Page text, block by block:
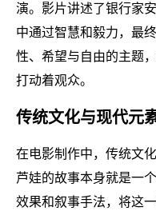
演。影片讲述了银行家
中通过智慧和毅力，最
性、希望与自由的主题
打动着观众。
传统文化与现代元
在电影制作中，传统文
芦娃的故事本身就是一
效果和叙事手法，将这